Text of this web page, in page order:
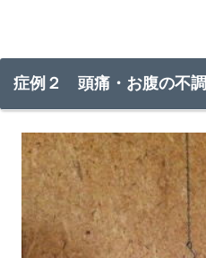
症例２ 頭痛・お腹の不調